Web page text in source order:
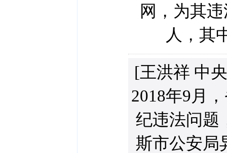
网，为其
人，其
[王洪祥 中
2018年9月
纪违法问题
斯市公安局